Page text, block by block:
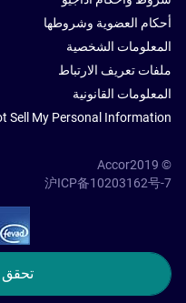
تحقق
أحكام العضوية وشروطها
المعلومات الشخصية
ملفات تعريف الارتباط
المعلومات القانونية
Sell My Personal Information
© Accor2019
沪ICP备10203162号-7